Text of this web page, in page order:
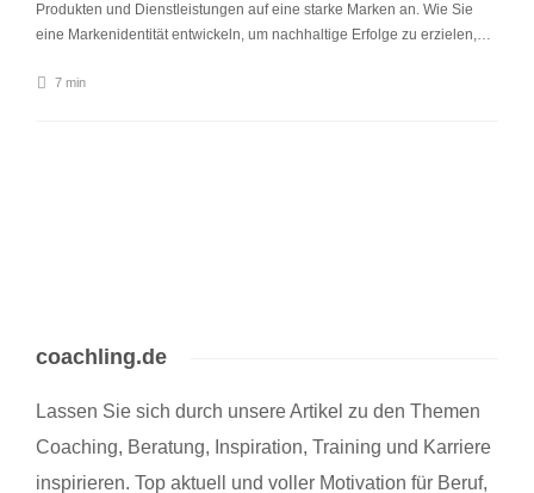
Produkten und Dienstleistungen auf eine starke Marken an. Wie Sie
eine Markenidentität entwickeln, um nachhaltige Erfolge zu erzielen,…
7 min
coachling.de
Lassen Sie sich durch unsere Artikel zu den Themen
Coaching, Beratung, Inspiration, Training und Karriere
inspirieren. Top aktuell und voller Motivation für Beruf,